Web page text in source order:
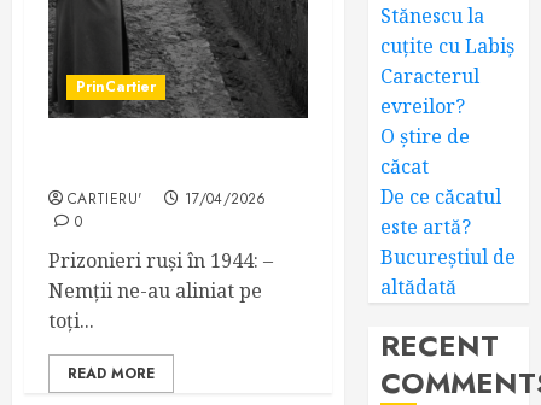
PrinCartier
CARTIERU'
17/04/2026
0
Prizonieri ruși în 1944: –
Nemții ne-au aliniat pe
toți...
READ MORE
Stănescu la
cuțite cu Labiș
Caracterul
evreilor?
O știre de
căcat
De ce căcatul
este artă?
Bucureștiul de
altădată
RECENT